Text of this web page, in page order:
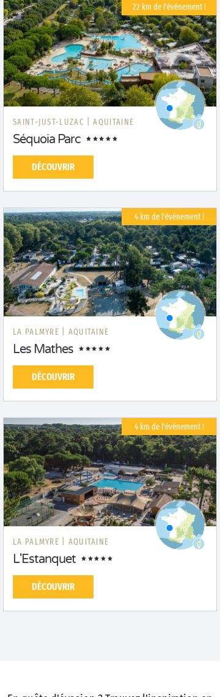
22 km de l'événement !
SAINT-JUST-LUZAC | AQUITAINE
Séquoia Parc
DÉCOUVRIR
4 km de l'événement !
LA PALMYRE | AQUITAINE
Les Mathes
DÉCOUVRIR
4 km de l'événement !
LA PALMYRE | AQUITAINE
L'Estanquet
DÉCOUVRIR